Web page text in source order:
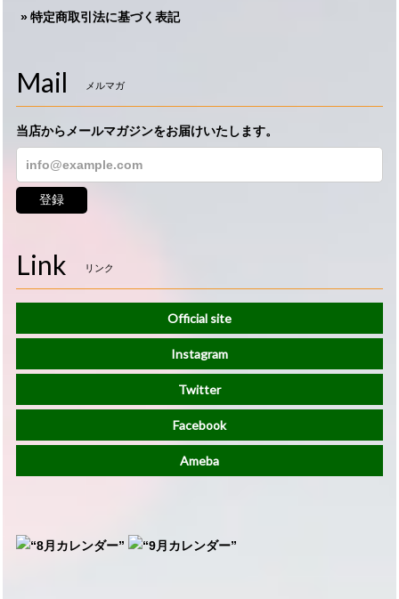
特定商取引法に基づく表記
Mail メルマガ
当店からメールマガジンをお届けいたします。
登録
Link リンク
Official site
Instagram
Twitter
Facebook
Ameba